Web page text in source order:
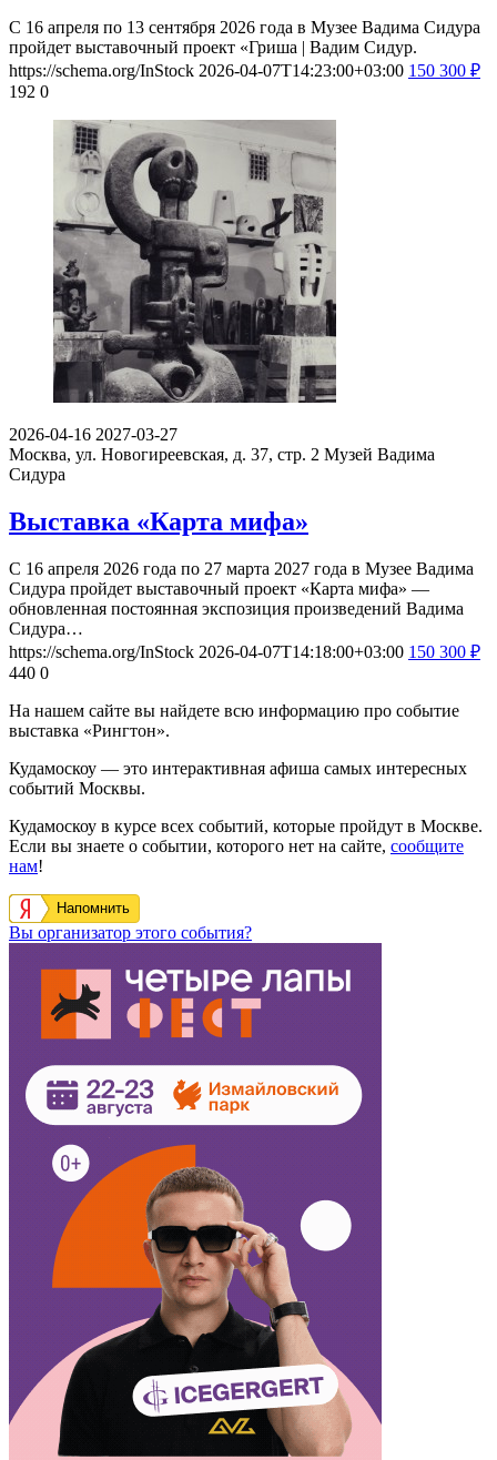
С 16 апреля по 13 сентября 2026 года в Музее Вадима Сидура
пройдет выставочный проект «Гриша | Вадим Сидур.
https://schema.org/InStock 2026-04-07T14:23:00+03:00 150 300 ₽
192 0
2026-04-16 2027-03-27
Москва, ул. Новогиреевская, д. 37, стр. 2 Музей Вадима
Сидура
Выставка «Карта мифа»
С 16 апреля 2026 года по 27 марта 2027 года в Музее Вадима
Сидура пройдет выставочный проект «Карта мифа» —
обновленная постоянная экспозиция произведений Вадима
Сидура…
https://schema.org/InStock 2026-04-07T14:18:00+03:00 150 300 ₽
440 0
На нашем сайте вы найдете всю информацию про событие
выставка «Рингтон».
Кудамоскоу — это интерактивная афиша самых интересных
событий Москвы.
Кудамоскоу в курсе всех событий, которые пройдут в Москве.
Если вы знаете о событии, которого нет на сайте, сообщите
нам!
Напомнить
Вы организатор этого события?